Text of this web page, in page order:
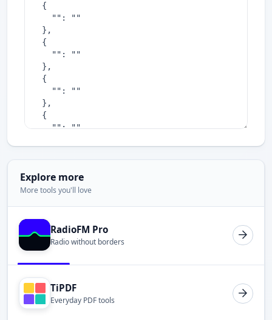
Explore more
More tools you'll love
RadioFM Pro
Radio without borders
TiPDF
Everyday PDF tools